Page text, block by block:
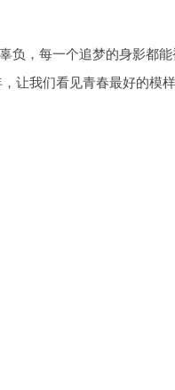
，每一个追梦的身影都能
让我们看见青春最好的模